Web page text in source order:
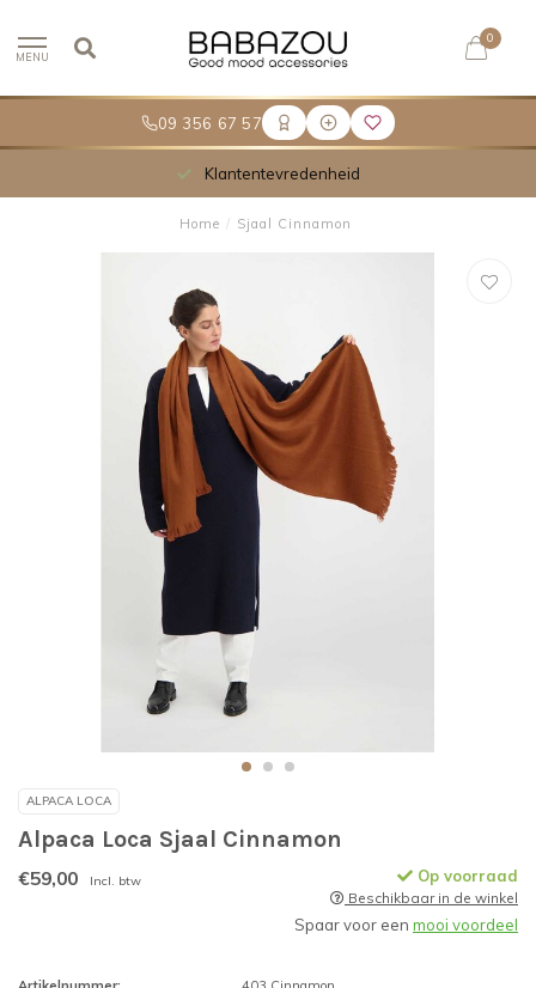
09 356 67 57
MENU
0
Klantentevredenheid
Home / Sjaal Cinnamon
ALPACA LOCA
Alpaca Loca Sjaal Cinnamon
€59,00 Incl. btw Op voorraad
Beschikbaar in de winkel
Spaar voor een mooi voordeel